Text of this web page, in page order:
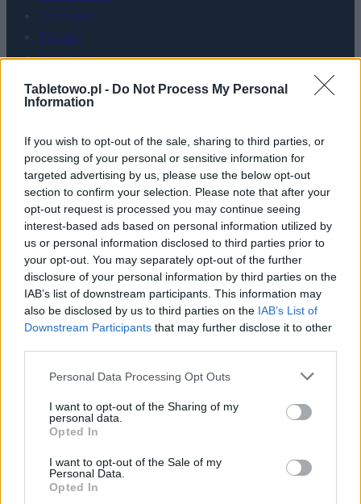
Tabletowo.pl - Do Not Process My Personal
Information
If you wish to opt-out of the sale, sharing to third parties, or
processing of your personal or sensitive information for
targeted advertising by us, please use the below opt-out
section to confirm your selection. Please note that after your
opt-out request is processed you may continue seeing
interest-based ads based on personal information utilized by
us or personal information disclosed to third parties prior to
your opt-out. You may separately opt-out of the further
disclosure of your personal information by third parties on the
IAB’s list of downstream participants. This information may
also be disclosed by us to third parties on the IAB’s List of
Downstream Participants that may further disclose it to other
Please note that this website/app uses one or more Google
not limited to your visit or usage behaviour. You may click to
grant or deny consent to Google and its third-party tags to
use your data for below specified purposes in below Google
consent section.
Personal Data Processing Opt Outs
I want to opt-out of the Sharing of my
personal data.
Opted In
I want to opt-out of the Sale of my
Personal Data.
Opted In
Co kupić
Porady
Promocje
Hardware PC
Gaming
AI
Redakcja
Reklama
Kontakt
Urządzenia
TABLETY
WEARABLE